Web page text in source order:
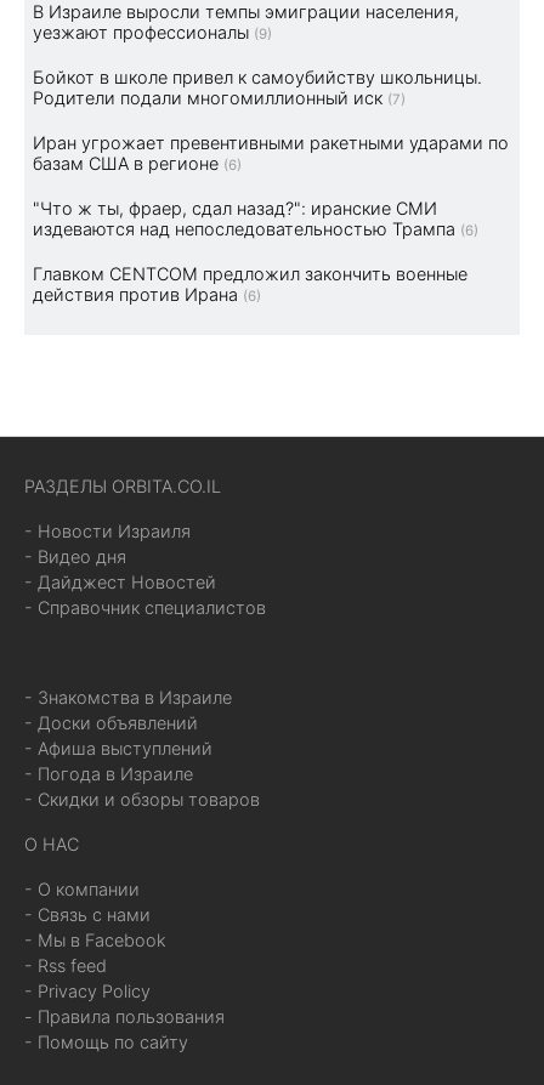
В Израиле выросли темпы эмиграции населения,
уезжают профессионалы (9)
Бойкот в школе привел к самоубийству школьницы.
Родители подали многомиллионный иск (7)
Иран угрожает превентивными ракетными ударами по
базам США в регионе (6)
"Что ж ты, фраер, сдал назад?": иранские СМИ
издеваются над непоследовательностью Трампа (6)
Главком CENTCOM предложил закончить военные
действия против Ирана (6)
РАЗДЕЛЫ ORBITA.CO.IL
- Новости Израиля
- Видео дня
- Дайджест Новостей
- Справочник специалистов
- Знакомства в Израиле
- Доски объявлений
- Афиша выступлений
- Погода в Израиле
- Скидки и обзоры товаров
О НАС
- О компании
- Связь с нами
- Мы в Facebook
- Rss feed
- Privacy Policy
- Правила пользования
- Помощь по сайту